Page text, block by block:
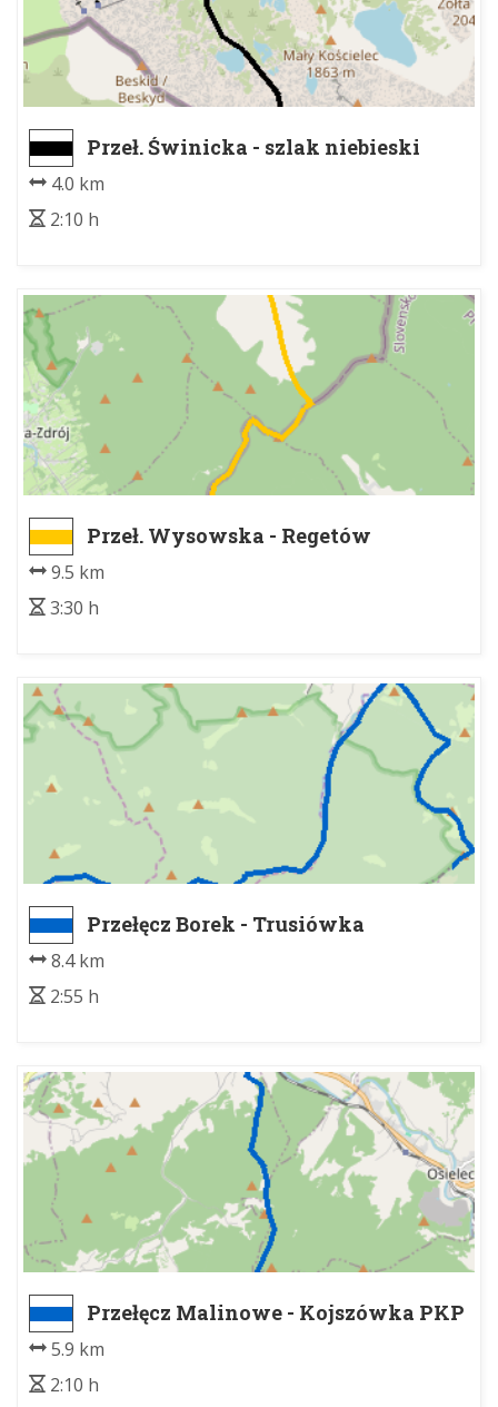
Przeł. Świnicka - szlak niebieski
4.0 km
2:10 h
Przeł. Wysowska - Regetów
9.5 km
3:30 h
Przełęcz Borek - Trusiówka
8.4 km
2:55 h
Przełęcz Malinowe - Kojszówka PKP
5.9 km
2:10 h